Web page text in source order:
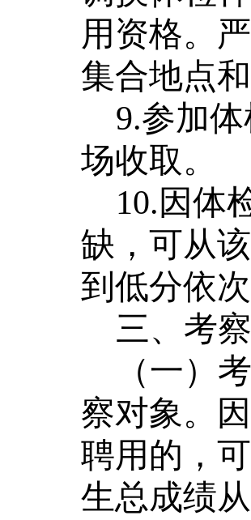
用资格。
集合地点
9.参加
场收取。
10.因体
缺，可从
到低分依次
三、考察
（一）
察对象。
聘用的，
生总成绩